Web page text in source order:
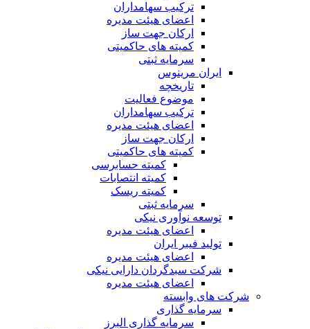
ترکیب سهامداران
اعضای هیئت مدیره
ارکان جهت ساز
کمیته های حاکمیتی
سرمایه ثبتی
ایران مرینوس
تاریخچه
موضوع فعالیت
ترکیب سهامداران
اعضای هیئت مدیره
ارکان جهت ساز
کمیته های حاکمیتی
کمیته حسابرسی
کمیته انتصابات
کمیته ریسک
سرمایه ثبتی
توسعه نوآوری نیکی
اعضای هیئت مدیره
تولید فیبر ایران
اعضای هیئت مدیره
شرکت سبدگردان دارایی نیکی
اعضای هیئت مدیره
شرکت های وابسته
سرمایه گذاری
سرمایه گذاری البرز